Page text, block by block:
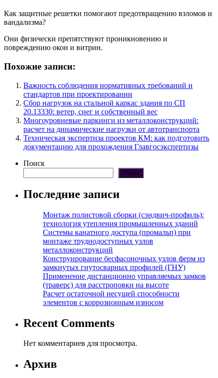
Как защитные решетки помогают предотвращению взломов и
вандализма?
Они физически препятствуют проникновению и
повреждению окон и витрин.
Похожие записи:
Важность соблюдения нормативных требований и
стандартов при проектировании
Сбор нагрузок на стальной каркас здания по СП
20.13330: ветер, снег и собственный вес
Многоуровневые паркинги из металлоконструкций:
расчет на динамические нагрузки от автотранспорта
Техническая экспертиза проектов КМ: как подготовить
документацию для прохождения Главгосэкспертизы
Поиск
Поиск
Последние записи
Монтаж полистовой сборки (сэндвич-профиль):
технология утепления промышленных зданий
Системы канатного доступа (промальп) при
монтаже труднодоступных узлов
металлоконструкций
Конструирование бесфасоночных узлов ферм из
замкнутых гнутосварных профилей (ГНУ)
Применение дистанционно управляемых замков
(траверс) для расстроповки на высоте
Расчет остаточной несущей способности
элементов с коррозионным износом
Recent Comments
Нет комментариев для просмотра.
Архив